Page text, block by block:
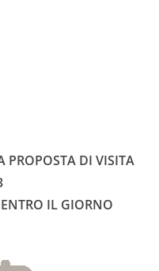
PROPOSTA DI VISITA
IL GIORNO